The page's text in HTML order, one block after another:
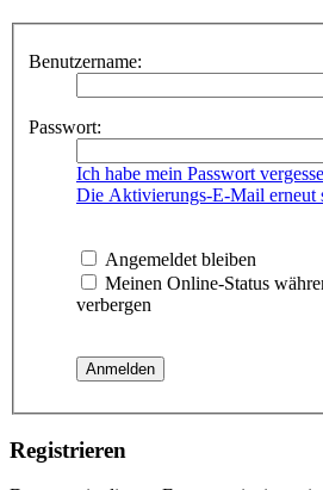
Benutzername:
Passwort:
Ich habe mein Passwort
Die Aktivierungs-E-Mail erneut
Angemeldet bleiben
Meinen Online-Status
verbergen
Registrieren